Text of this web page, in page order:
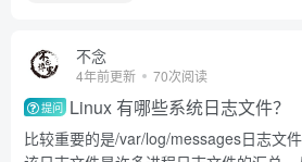
不念
4年前更新 70次阅读
提问 Linux 有哪些系统日志文件？
比较重要的是/var/log/messages日志文件